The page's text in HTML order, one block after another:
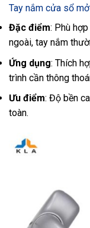
Tay nắm cửa sổ
Đặc điểm: Phù
ngoài, tay nắm
Ứng dụng: Thích
trình cần thông
Ưu điểm: Độ bền
toàn.